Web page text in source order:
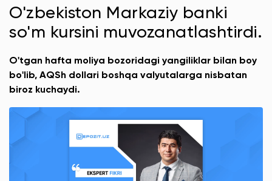
O'zbekiston Markaziy banki
so'm kursini muvozanatlashtirdi.
O'tgan hafta moliya bozoridagi yangiliklar bilan boy
bo'lib, AQSh dollari boshqa valyutalarga nisbatan
biroz kuchaydi.